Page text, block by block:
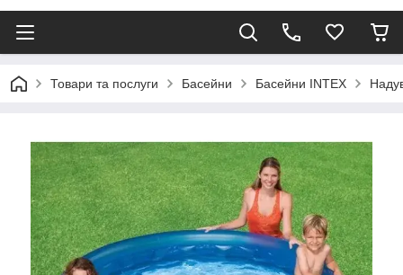
Товари та послуги Басейни Басейни INTEX